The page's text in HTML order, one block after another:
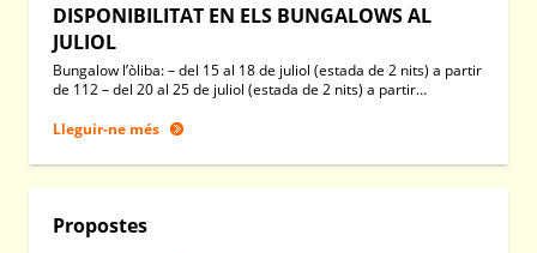
DISPONIBILITAT EN ELS BUNGALOWS AL
JULIOL
Bungalow l’òliba: – del 15 al 18 de juliol (estada de 2 nits) a partir
de 112 – del 20 al 25 de juliol (estada de 2 nits) a partir…
Lleguir-ne més
Propostes